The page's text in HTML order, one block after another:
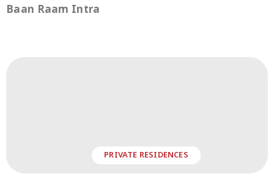
Baan Raam Intra
PRIVATE RESIDENCES